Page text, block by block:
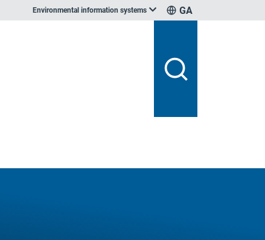
Environmental information systems GA